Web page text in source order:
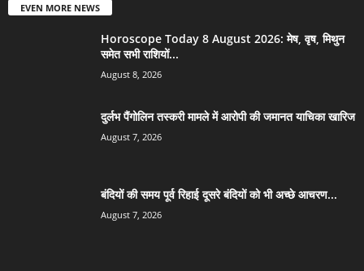
EVEN MORE NEWS
Horoscope Today 8 August 2026: मेष, वृष, मिथुन
समेत सभी राशियों...
August 8, 2026
दुर्लभ पैंगोलिन तस्करी मामले में आरोपी की जमानत याचिका खारिज
August 7, 2026
बंदियों की समय पूर्व रिहाई दूसरे बंदियों को भी अच्छे आचरण...
August 7, 2026